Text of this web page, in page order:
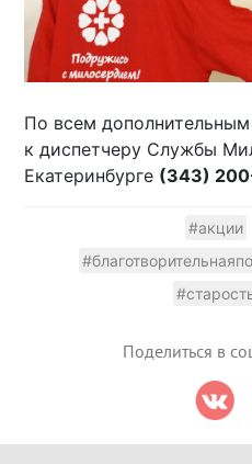
По всем
к диспетчеру Службы
Екатеринбурге (343)
#акции
Поделиться в